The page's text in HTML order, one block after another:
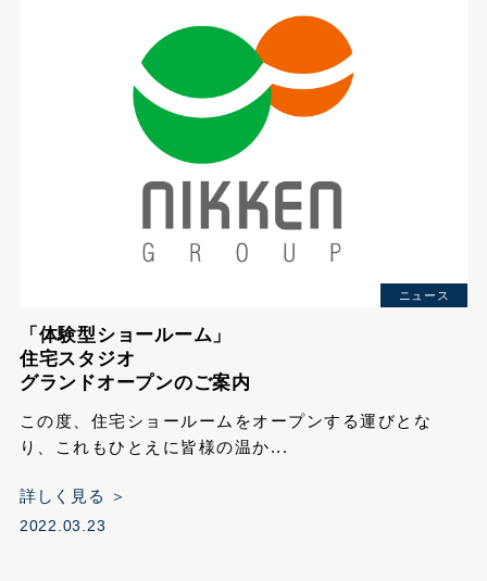
ニュース
「体験型ショールーム」
住宅スタジオ
グランドオープンのご案内
この度、住宅ショールームをオープンする運びとな
り、これもひとえに皆様の温か...
詳しく見る ＞
2022.03.23